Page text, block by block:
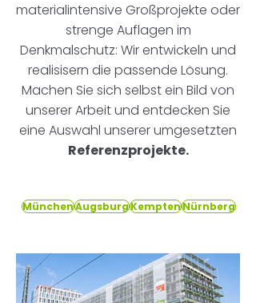
materialintensive Großprojekte oder
strenge Auflagen im
Denkmalschutz: Wir entwickeln und
realisisern die passende Lösung.
Machen Sie sich selbst ein Bild von
unserer Arbeit und entdecken Sie
eine Auswahl unserer umgesetzten
Referenzprojekte.
MünchenAugsburgKemptenNürnberg